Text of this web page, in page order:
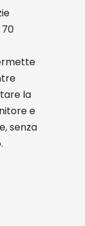
la
e
senza